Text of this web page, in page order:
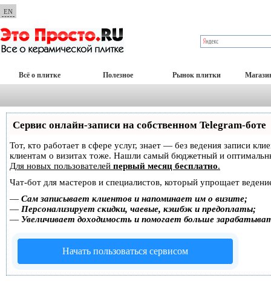
EN
Всё о плитке Полезное Рынок плитки
Сервис онлайн-записи на собственном Telegram-боте
Тот, кто работает в сфере услуг, знает — без ведения записи
клиентам о визитах тоже. Нашли самый бюджетный и
Для новых пользователей первый месяц бесплатно.
Чат-бот для мастеров и специалистов, который упрощает
— Сам записывает клиентов и напоминает им о визите;
— Персонализирует скидки, чаевые, кэшбэк и предоплаты;
— Увеличивает доходимость и помогает больше
Начать пользоваться сервисом